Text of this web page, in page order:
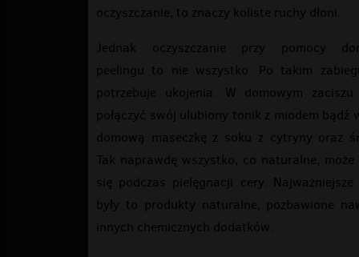
oczyszczanie, to znaczy koliste ruchy dłoni.
Jednak oczyszczanie przy pomocy
peelingu to nie wszystko. Po takim
potrzebuje ukojenia. W domowym zaciszu
połączyć swój ulubiony tonik z miodem bądź
domową maseczkę z soku z cytryny oraz
Tak naprawdę wszystko, co naturalne, może
się podczas pielęgnacji cery.
były to produkty naturalne, pozbawione
innych chemicznych dodatków.